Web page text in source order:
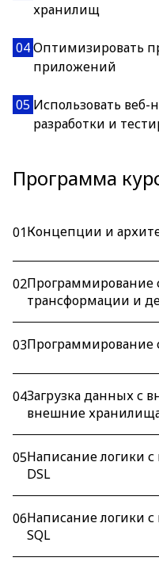
хранилищ
04Оптимизировать
приложений
05 Использовать веб-
разработки и
Программа
01Концепции и
02Программирование
трансформации и
03Программирование
04Загрузка данных с
внешние
05Написание логики
DSL
06Написание логики
SQL